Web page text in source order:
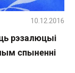
рэзалюцыі
спыненні
10.12.2016